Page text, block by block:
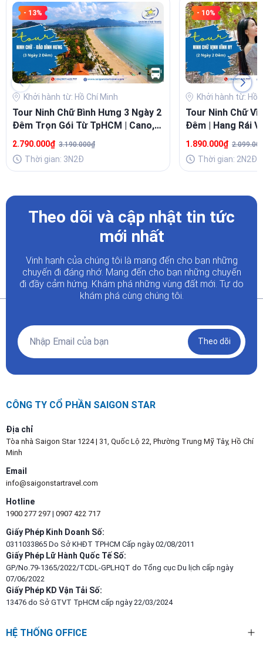
- 13%
Khởi hành từ: Hồ Chí Minh
Tour Ninh Chữ Bình Hưng 3 Ngày 2
Đêm Trọn Gói Từ TpHCM | Cano,
Zip Tour, Tôm Hùm
2.790.000₫ 3.190.000₫
Thời gian: 3N2Đ
- 10%
Khởi hành từ: Hồ
Tour Ninh Chữ
Đêm | Hang Rái
Chữ Siêu Đẹp
1.890.000₫
Thời gian: 2N2Đ
Theo dõi và cập nhật tin tức
mới nhất
Vinh hạnh của chúng tôi là mang đến cho bạn những
chuyến đi đáng nhớ. Mang đến cho bạn những chuyến
đi đầy cảm hứng. Khám phá những vùng đất mới. Tự do
khám phá cùng chúng tôi.
Theo dõi
CÔNG TY CỔ PHẦN SAIGON STAR
Địa chỉ
Tòa nhà Saigon Star 1224 | 31, Quốc Lộ 22, Phường Trung Mỹ Tây, Hồ Chí
Minh
Email
info@saigonstartravel.com
Hotline
1900 277 297 | 0907 422 717
Giấy Phép Kinh Doanh Số:
0311033865 Do Sở KHĐT TPHCM Cấp ngày 02/08/2011
Giấy Phép Lữ Hành Quốc Tế Số:
GP/No.79-1365/2022/TCDL-GPLHQT do Tổng cục Du lịch cấp ngày
07/06/2022
Giấy Phép KD Vận Tải Số:
13476 do Sở GTVT TpHCM cấp ngày 22/03/2024
HỆ THỐNG OFFICE